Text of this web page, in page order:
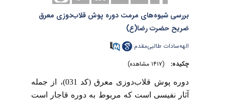
بررسی شیوه‌های مرمت دوره پوش قلاب‌دوزی معرق
ضریح حضرت رضا(ع)
الهه‌سادات طالبی‌مقدم
چکیده:
دوره پوش قلاب‌دوزی معرق (کد 031)، از جمله
آثار نفیسی است که مربوط به دوره قاجار است